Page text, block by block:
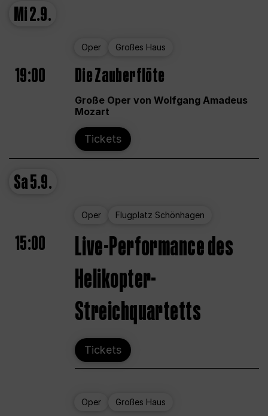
Mi2.9.
Oper Großes Haus
19:00 Die Zauberflöte
Große Oper von Wolfgang Amadeus
Mozart
Tickets
Sa5.9.
Oper Flugplatz Schönhagen
15:00
Live-Performance des
Helikopter-
Streichquartetts
Tickets
Oper Großes Haus